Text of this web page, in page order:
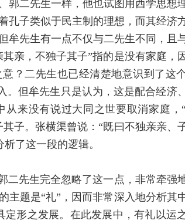
二先生一样，他也试图用西学思想
孔子类似于民主制的理想，而其经济
牟先生有一点不仅与二先生不同，且
亲，不独子其子”指的是没有家庭，
？二先生也已经清楚地意识到了这
。但牟先生只是认为，这是配合经济
来没有说过大同之世要取消家庭，
子。张横渠曾说：“既曰不独亲亲、
了这一段的逻辑。
二先生完全忽略了这一点，非常牵强
主题是“礼”，因而非常深入地分析其
形之发展。在此发展中，有礼以运